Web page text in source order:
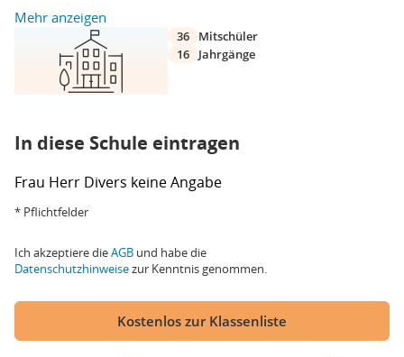
Mehr anzeigen
36
Mitschüler
16
Jahrgänge
In diese Schule eintragen
Frau Herr Divers keine Angabe
* Pflichtfelder
Ich akzeptiere dieAGB und habe die
Datenschutzhinweisezur Kenntnis genommen.
Kostenlos zur Klassenliste